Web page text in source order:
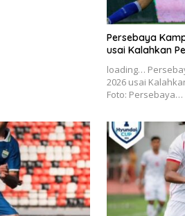
Persebaya
usai Kalahkan
loading…
2026 usai
Foto: Persebaya…